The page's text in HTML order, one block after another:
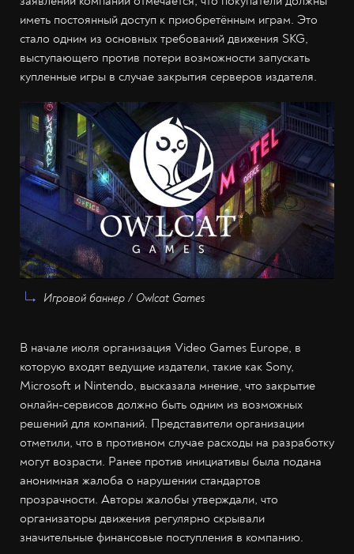
иметь постоянный доступ к приобретённым играм. Это
стало одним из основных требований движения SKG,
выступающего против потери возможности запускать
купленные игры в случае закрытия серверов издателя.
Игровой баннер / Owlcat Games
В начале июля организация Video Games Europe, в
которую входят ведущие издатели, такие как Sony,
Microsoft и Nintendo, высказала мнение, что закрытие
онлайн-сервисов должно быть одним из возможных
решений для компаний. Представители организации
отметили, что в противном случае расходы на разработку
могут возрасти. Ранее против инициативы была подана
анонимная жалоба о нарушении стандартов
прозрачности. Авторы жалобы утверждали, что
организаторы движения регулярно скрывали
значительные финансовые поступления в компанию.